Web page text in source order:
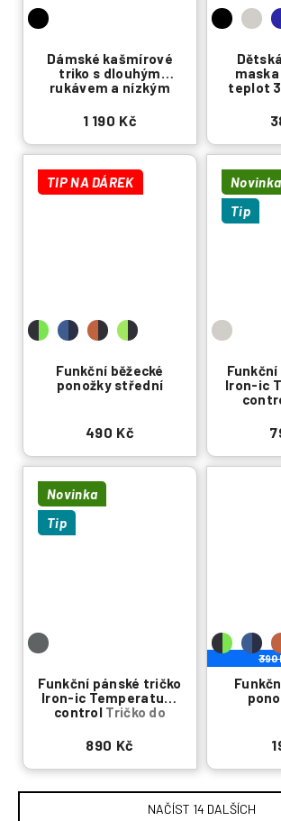
Dámské kašmírové
triko s dlouhým
rukávem a nízkým
1 190 Kč
teplot
TIP NA DÁREK
Funkční běžecké
ponožky střední
490 Kč
Novinka
Tip
Iron-ic
Novinka
Tip
Funkční pánské tričko
Iron-ic Temperature
control Tričko do
890 Kč
390
NAČÍST 14 DALŠÍCH